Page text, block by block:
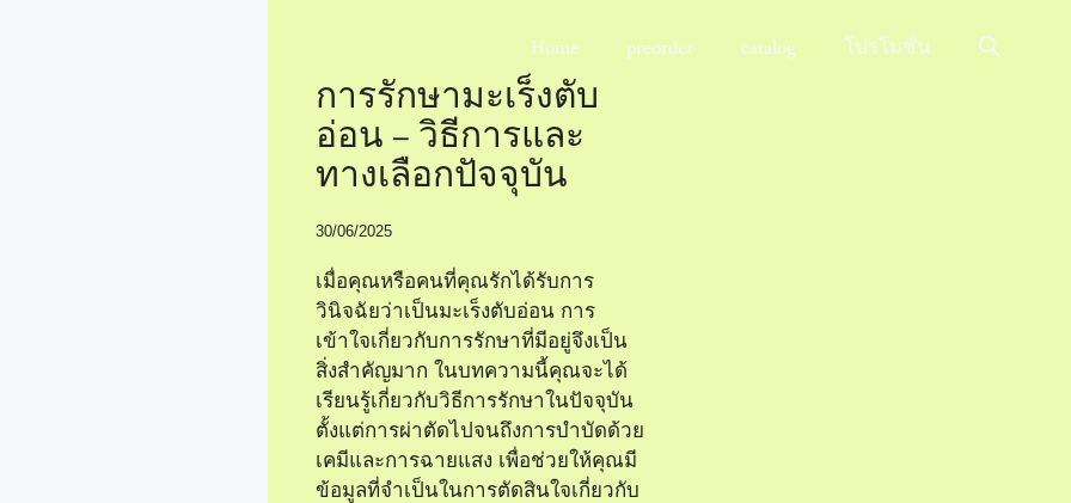
Home preorder catalog โปรโมชั่น
การรักษามะเร็งตับ
อ่อน – วิธีการและ
ทางเลือกปัจจุบัน
30/06/2025
เมื่อคุณหรือคนที่คุณรักได้รับการ
วินิจฉัยว่าเป็นมะเร็งตับอ่อน การ
เข้าใจเกี่ยวกับการรักษาที่มีอยู่จึงเป็น
สิ่งสำคัญมาก ในบทความนี้คุณจะได้
เรียนรู้เกี่ยวกับวิธีการรักษาในปัจจุบัน
ตั้งแต่การผ่าตัดไปจนถึงการบำบัดด้วย
เคมีและการฉายแสง เพื่อช่วยให้คุณมี
ข้อมูลที่จำเป็นในการตัดสินใจเกี่ยวกับ